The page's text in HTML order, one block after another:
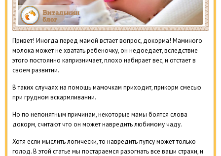
Привет! Иногда перед мамой встает вопрос, докорма! Маминого
молока может не хватать ребеночку, он недоедает, вследствие
этого постоянно капризничает, плохо набирает вес, и отстает в
своем развитии.
В таких случаях на помощь мамочкам приходит, прикорм смесью
при грудном вскармливании.
Но по непонятным причинам, некоторые мамы боятся слова
докорм, считают что он может навредить любимому чаду.
Хотя если мыслить логически, то навредить пупсу может только
голод. В этой статье мы постараемся разогнать все ваши страхи, и